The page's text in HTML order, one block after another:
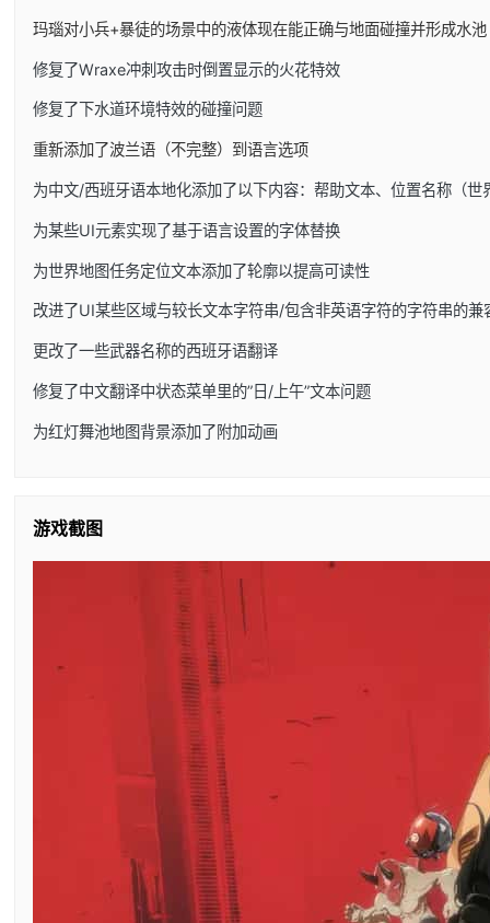
玛瑙对小兵+暴徒的场景中的液体现在能正确与地面碰撞并形成水池
修复了Wraxe冲刺攻击时倒置显示的火花特效
修复了下水道环境特效的碰撞问题
重新添加了波兰语（不完整）到语言选项
为中文/西班牙语本地化添加了以下内容：帮助文本、位置名称（
为某些UI元素实现了基于语言设置的字体替换
为世界地图任务定位文本添加了轮廓以提高可读性
改进了UI某些区域与较长文本字符串/包含非英语字符的字符串的兼
更改了一些武器名称的西班牙语翻译
修复了中文翻译中状态菜单里的”日/上午”文本问题
为红灯舞池地图背景添加了附加动画
游戏截图